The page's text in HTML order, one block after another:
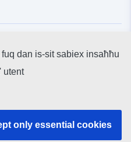
UE
dan is-sit sabiex insaħħu
utent
only essential cookies